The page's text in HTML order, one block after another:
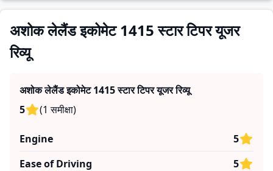
अशोक लेलैंड इकोमेट 1415 स्टार टिपर यूजर
रिव्यू
अशोक लेलैंड इकोमेट 1415 स्टार टिपरयूजर रिव्यू
5
(1 समीक्षा)
Engine
5
Ease of Driving
5